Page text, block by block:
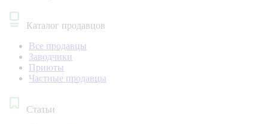
Каталог продавцов
Все продавцы
Заводчики
Приюты
Частные продавцы
Статьи